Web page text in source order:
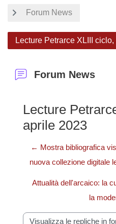
Forum News
Lecture Petrarce XLIII
Forum News
Lecture
aprile 2023
← Mostra bibliografica
nuova collezione digitale
Attualità dell'arcaico: la
la
Modalità visualizzazione